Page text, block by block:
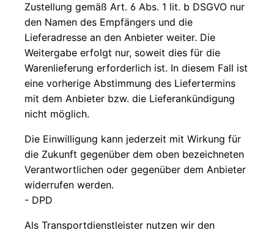
Zustellung gemäß Art. 6 Abs. 1 lit. b DSGVO nur
den Namen des Empfängers und die
Lieferadresse an den Anbieter weiter. Die
Weitergabe erfolgt nur, soweit dies für die
Warenlieferung erforderlich ist. In diesem Fall ist
eine vorherige Abstimmung des Liefertermins
mit dem Anbieter bzw. die Lieferankündigung
nicht möglich.
Die Einwilligung kann jederzeit mit Wirkung für
die Zukunft gegenüber dem oben bezeichneten
Verantwortlichen oder gegenüber dem Anbieter
widerrufen werden.
- DPD
Als Transportdienstleister nutzen wir den